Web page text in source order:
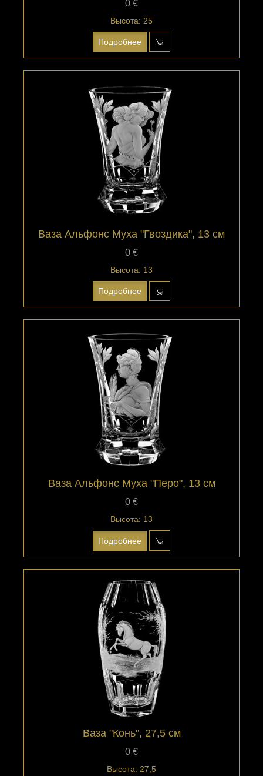
0 €
Высота: 25
Подробнее
Ваза Альфонс Муха "Гвоздика", 13 см
0 €
Высота: 13
Подробнее
Ваза Альфонс Муха "Перо", 13 см
0 €
Высота: 13
Подробнее
Ваза "Конь", 27,5 см
0 €
Высота: 27,5